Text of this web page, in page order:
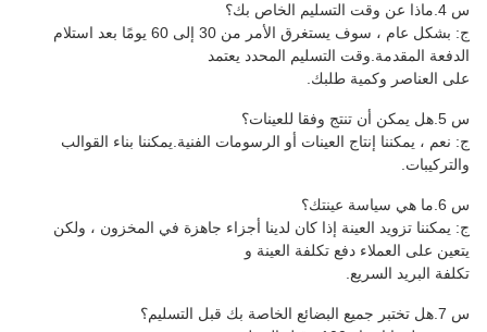
س 4.ماذا عن وقت التسليم الخاص بك؟
ج: بشكل عام ، سوف يستغرق الأمر من 30 إلى 60 يومًا بعد استلام
الدفعة المقدمة.وقت التسليم المحدد يعتمد
على العناصر وكمية طلبك.
س 5.هل يمكن أن تنتج وفقا للعينات؟
ج: نعم ، يمكننا إنتاج العينات أو الرسومات الفنية.يمكننا بناء القوالب
والتركيبات.
س 6.ما هي سياسة عينتك؟
ج: يمكننا تزويد العينة إذا كان لدينا أجزاء جاهزة في المخزون ، ولكن
يتعين على العملاء دفع تكلفة العينة و
تكلفة البريد السريع.
س 7.هل تختبر جميع البضائع الخاصة بك قبل التسليم؟